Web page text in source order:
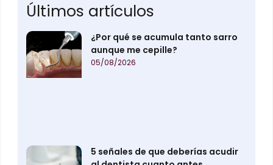
Últimos artículos
¿Por qué se acumula tanto sarro
aunque me cepille?
05/08/2026
5 señales de que deberías acudir